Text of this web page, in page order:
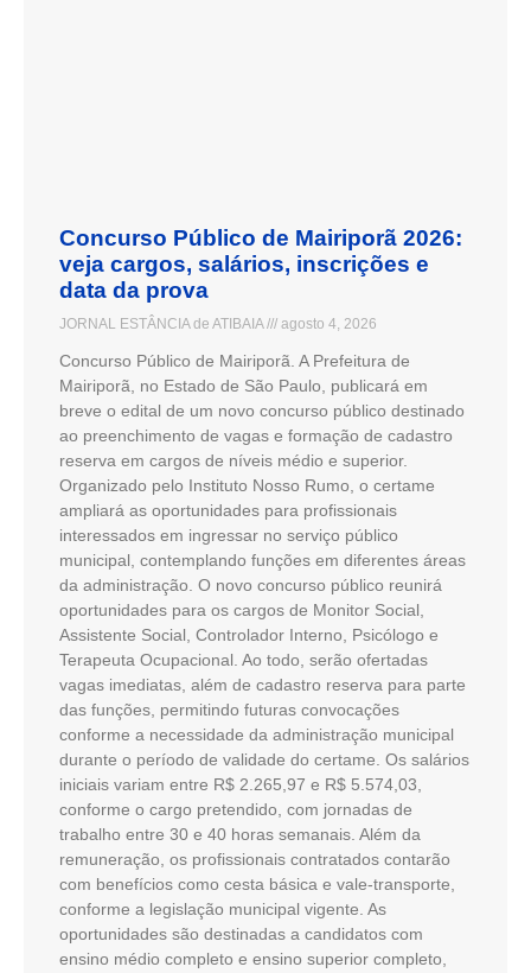
Concurso Público de Mairiporã 2026:
veja cargos, salários, inscrições e
data da prova
JORNAL ESTÂNCIA de ATIBAIA agosto 4, 2026
Concurso Público de Mairiporã. A Prefeitura de
Mairiporã, no Estado de São Paulo, publicará em
breve o edital de um novo concurso público destinado
ao preenchimento de vagas e formação de cadastro
reserva em cargos de níveis médio e superior.
Organizado pelo Instituto Nosso Rumo, o certame
ampliará as oportunidades para profissionais
interessados em ingressar no serviço público
municipal, contemplando funções em diferentes áreas
da administração. O novo concurso público reunirá
oportunidades para os cargos de Monitor Social,
Assistente Social, Controlador Interno, Psicólogo e
Terapeuta Ocupacional. Ao todo, serão ofertadas
vagas imediatas, além de cadastro reserva para parte
das funções, permitindo futuras convocações
conforme a necessidade da administração municipal
durante o período de validade do certame. Os salários
iniciais variam entre R$ 2.265,97 e R$ 5.574,03,
conforme o cargo pretendido, com jornadas de
trabalho entre 30 e 40 horas semanais. Além da
remuneração, os profissionais contratados contarão
com benefícios como cesta básica e vale-transporte,
conforme a legislação municipal vigente. As
oportunidades são destinadas a candidatos com
ensino médio completo e ensino superior completo,